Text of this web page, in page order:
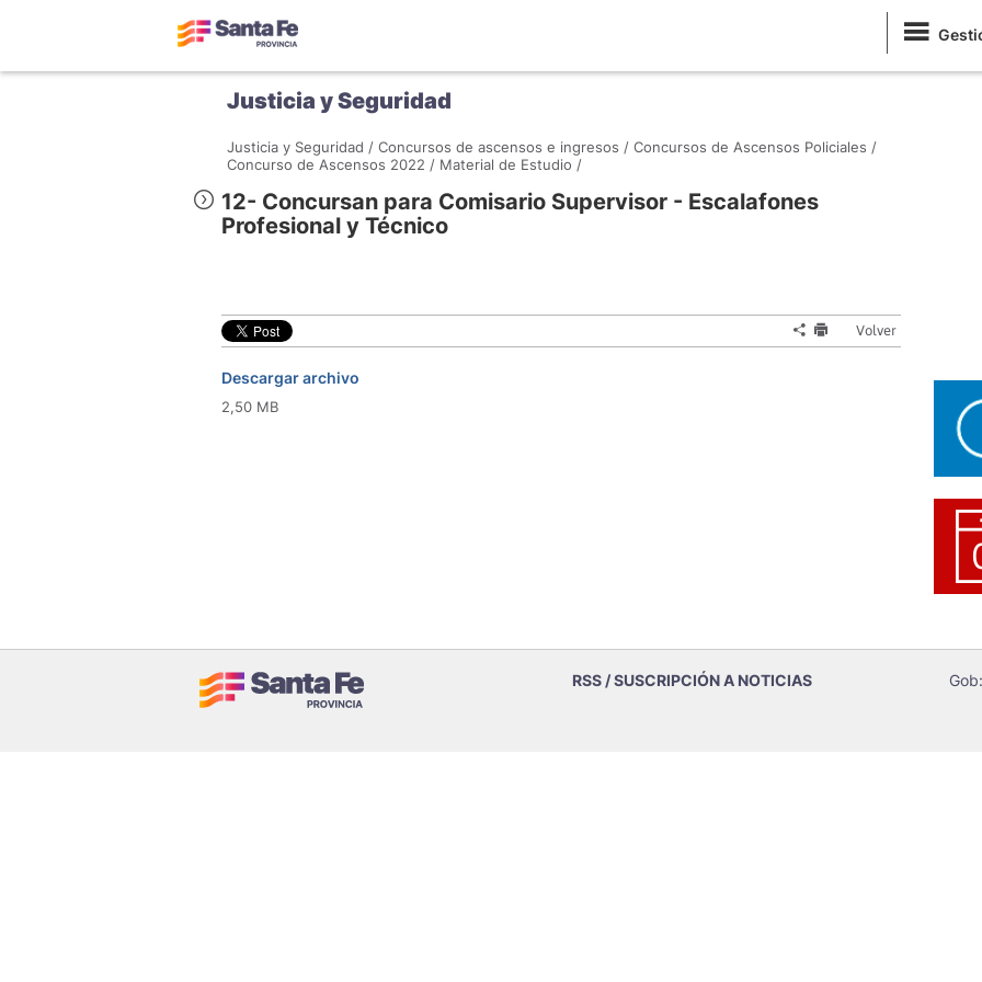
Justicia y Seguridad
Justicia y Seguridad / Concursos de ascensos e ingresos / Concursos de Ascensos Policiales /
Concurso de Ascensos 2022 / Material de Estudio /
12- Concursan para Comisario Supervisor - Escalafones
Profesional y Técnico
Volver
Descargar archivo
2,50 MB
RSS / SUSCRIPCIÓN A NOTICIAS